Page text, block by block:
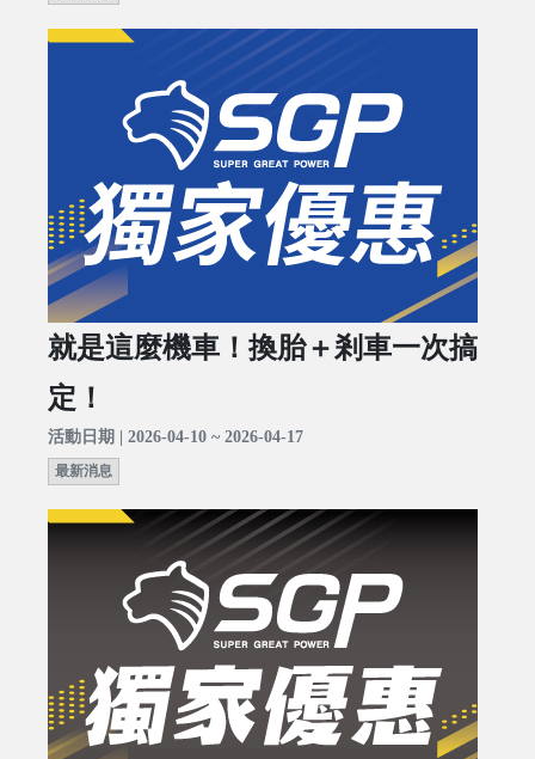
就是這麼機車！換胎＋剎車一次搞
定！
活動日期 | 2026-04-10 ~ 2026-04-17
最新消息